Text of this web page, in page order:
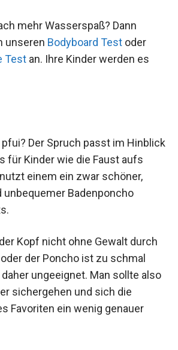
mehr Wasserspaß? Dann
unseren Bodyboard Test oder
Test an. Ihre Kinder werden es
Der Spruch passt im Hinblick
für Kinder wie die Faust aufs
einem ein zwar schöner,
unbequemer Badenponcho
Kopf nicht ohne Gewalt durch
der Poncho ist zu schmal
ungeeignet. Man sollte also
sichergehen und sich die
Favoriten ein wenig genauer